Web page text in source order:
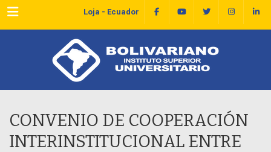
Menu Loja - Ecuador
CONVENIO DE COOPERACIÓN
INTERINSTITUCIONAL ENTRE